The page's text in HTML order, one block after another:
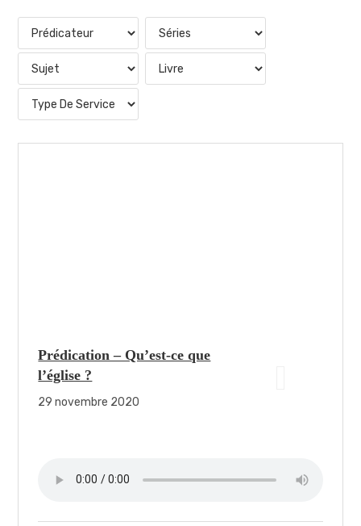
Prédication – Qu’est-ce que
l’église ?
29 novembre 2020